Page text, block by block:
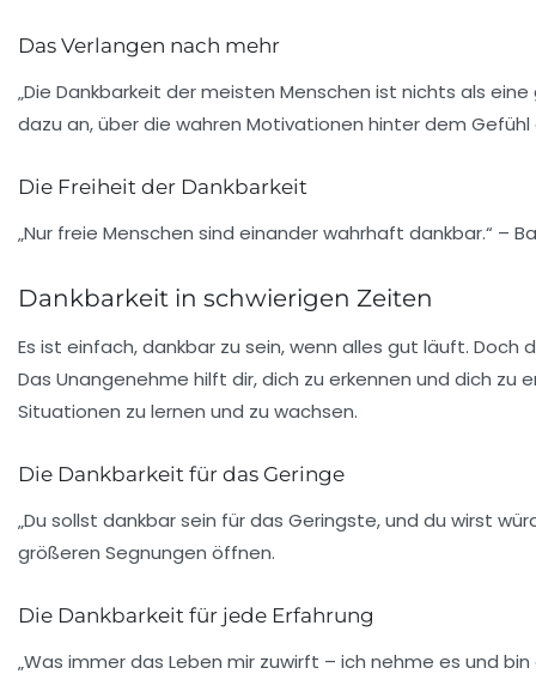
Das Verlangen nach mehr
„Die Dankbarkeit der meisten Menschen ist nichts als
dazu an, über die wahren Motivationen hinter dem
Die Freiheit der Dankbarkeit
„Nur freie Menschen sind einander wahrhaft dankbar.“ –
Dankbarkeit in schwierigen Zeiten
Es ist einfach, dankbar zu sein, wenn alles gut läuft.
Das Unangenehme hilft dir, dich zu erkennen und dich zu
Situationen zu lernen und zu wachsen.
Die Dankbarkeit für das Geringe
„Du sollst dankbar sein für das Geringste, und du wirst
größeren Segnungen öffnen.
Die Dankbarkeit für jede Erfahrung
„Was immer das Leben mir zuwirft – ich nehme es und